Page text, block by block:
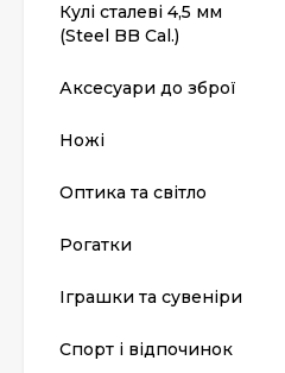
Кулі сталеві 4,5 мм
(Steel BB Cal.)
Аксесуари до зброї
Ножі
Оптика та світло
Рогатки
Іграшки та сувеніри
Спорт і відпочинок